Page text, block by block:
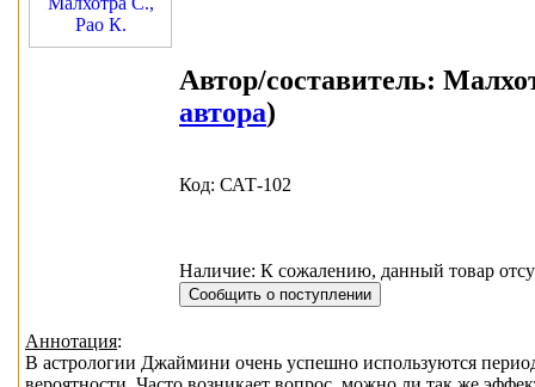
Автор/составитель:
автора)
Код: САТ-102
Наличие: К сожалению, данный товар
Аннотация:
В астрологии Джаймини очень успешно используются